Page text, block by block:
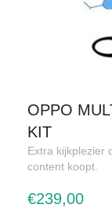
OPPO
KIT
Extra kijkplezier
content koopt.
€239,00